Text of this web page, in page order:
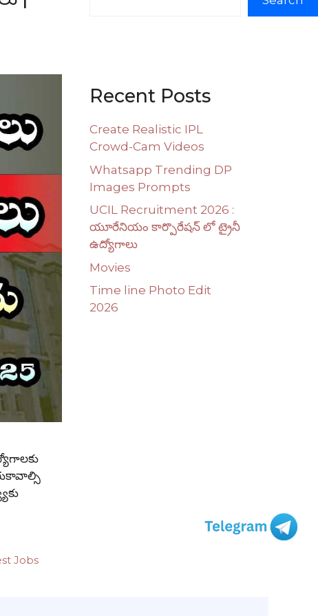
Jobs
Recent Posts
Create Realistic IPL
Crowd-Cam Videos
Whatsapp Trending DP
Images Prompts
UCIL Recruitment 2026 :
యూరేనియం కార్పొరేషన్ లో ట్రైనీ
ఉద్యోగాలు
Movies
Time line Photo Edit
2026